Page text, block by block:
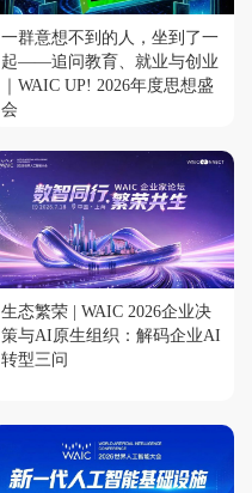
一群意想不到的人，坐到了一
起——追问教育、就业与创业
｜WAIC UP! 2026年度思想盛
会
生态繁荣 | WAIC 2026企业决
策与AI原生组织：解码企业AI
转型三问